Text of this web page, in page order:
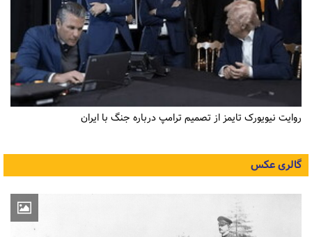
روایت نیویورک تایمز از تصمیم ترامپ درباره جنگ با ایران
گالری عکس